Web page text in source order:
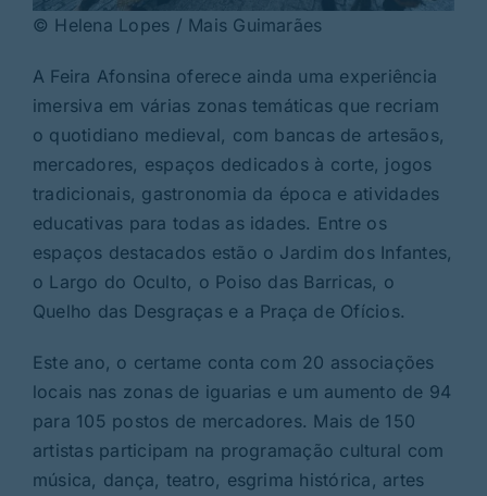
© Helena Lopes / Mais Guimarães
A Feira Afonsina oferece ainda uma experiência
imersiva em várias zonas temáticas que recriam
o quotidiano medieval, com bancas de artesãos,
mercadores, espaços dedicados à corte, jogos
tradicionais, gastronomia da época e atividades
educativas para todas as idades. Entre os
espaços destacados estão o Jardim dos Infantes,
o Largo do Oculto, o Poiso das Barricas, o
Quelho das Desgraças e a Praça de Ofícios.
Este ano, o certame conta com 20 associações
locais nas zonas de iguarias e um aumento de 94
para 105 postos de mercadores. Mais de 150
artistas participam na programação cultural com
música, dança, teatro, esgrima histórica, artes